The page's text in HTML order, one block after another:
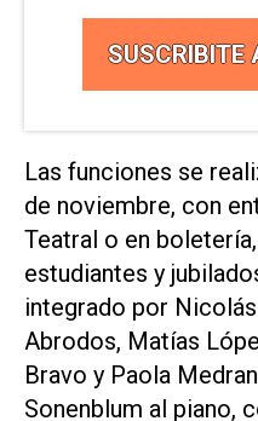
SUSCRIBITE
Las funciones se
de noviembre, con
Teatral o en
estudiantes y
integrado por
Abrodos, Matías
Bravo y Paola
Sonenblum al piano,